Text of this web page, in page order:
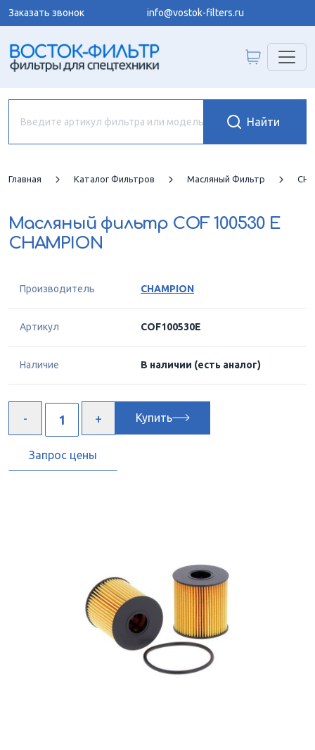
Заказать звонок info@vostok-filters.ru
Главная Каталог Фильтров Масляный Фильтр
Масляный фильтр COF 100530 E
CHAMPION
Производитель CHAMPION
Артикул COF100530E
Наличие В наличии (есть аналог)
Купить
Запрос цены